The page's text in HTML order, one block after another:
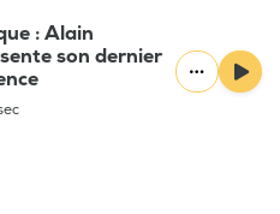
: Alain
son dernier